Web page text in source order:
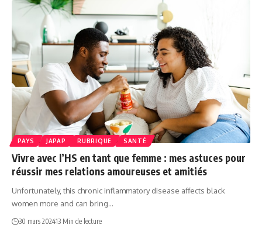
PAYS JAPAP RUBRIQUE SANTÉ
Vivre avec l’HS en tant que femme : mes astuces pour
réussir mes relations amoureuses et amitiés
Unfortunately, this chronic inflammatory disease affects black
women more and can bring…
30 mars 202413 Min de lecture